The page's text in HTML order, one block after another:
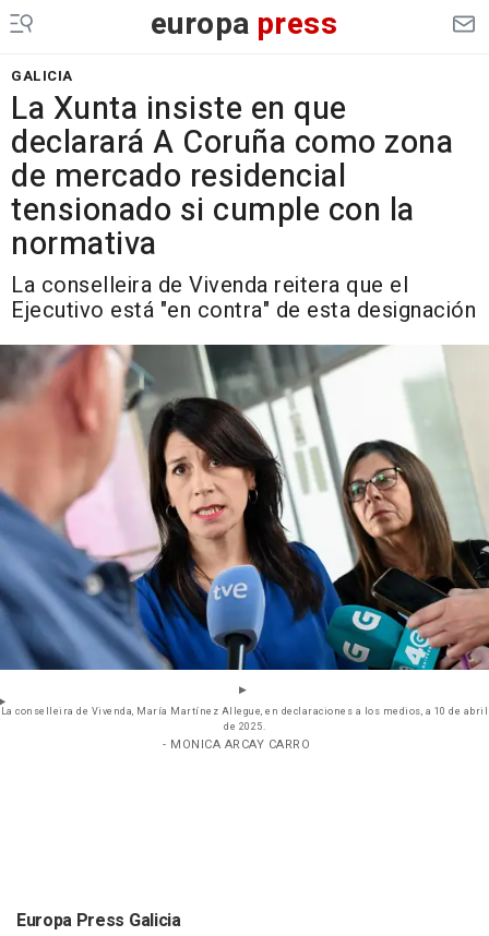
europa press
GALICIA
La Xunta insiste en que
declarará A Coruña como zona
de mercado residencial
tensionado si cumple con la
normativa
La conselleira de Vivenda reitera que el
Ejecutivo está "en contra" de esta designación
La conselleira de Vivenda, María Martínez Allegue, en declaraciones a los medios, a 10 de abril
de 2025.
- MONICA ARCAY CARRO
Europa Press Galicia